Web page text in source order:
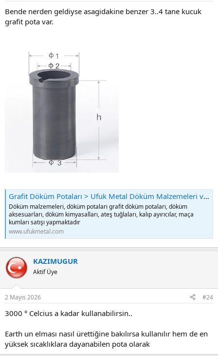
Bende nerden geldiyse asagidakine benzer 3..4 tane kucuk
grafit pota var.
Grafit Döküm Potaları > Ufuk Metal Döküm Malzemeleri ve Endüstriyel Fırınlar
Döküm malzemeleri, döküm potaları grafit döküm potaları, döküm
aksesuarları, döküm kimyasalları, ateş tuğlaları, kalıp ayırıcılar, maça
kumları satışı yapmaktadır
www.ufukmetal.com
KAZIMUGUR
Aktif Üye
2 Mayıs 2026 #24
3000 ° Celcius a kadar kullanabilirsin..
Earth un elması nasıl ürettiğine bakılırsa kullanılır hem de en
yüksek sıcaklıklara dayanabilen pota olarak